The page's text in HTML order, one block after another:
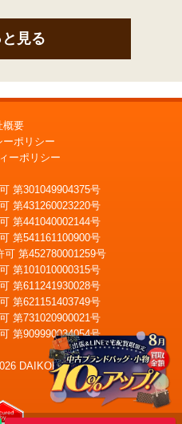
と見る
メール査定
出張買取
概要
ーポリシー
ーポリシー
第301049904375号
第431260023220号
第441040002144号
第541161100900号
第452780001259号
第101010000315号
第611241930028号
第621151403749号
第731020900021号
第909990034054号
DAIKOKUYA, Inc.